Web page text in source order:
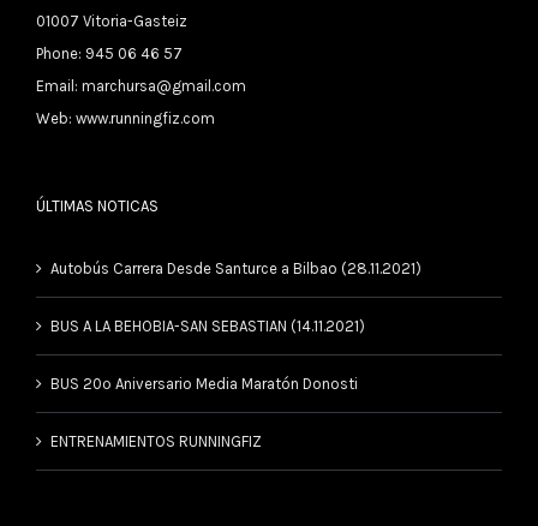
01007 Vitoria-Gasteiz
Phone: 945 06 46 57
Email: marchursa@gmail.com
Web: www.runningfiz.com
ÚLTIMAS NOTICAS
Autobús Carrera Desde Santurce a Bilbao (28.11.2021)
BUS A LA BEHOBIA-SAN SEBASTIAN (14.11.2021)
BUS 20º Aniversario Media Maratón Donosti
ENTRENAMIENTOS RUNNINGFIZ